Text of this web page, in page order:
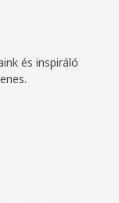
és inspiráló